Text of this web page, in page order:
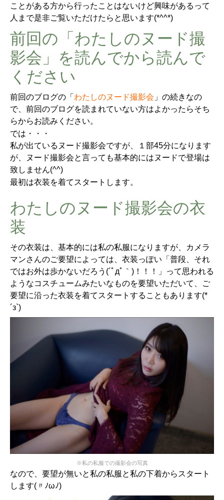
ことがある方から行ったことはないけど興味があるって
人まで是非ご覧いただけたらと思います(*^^*)
前回の「わたしのヌード撮
影会」を読んでから読んで
ください
前回のブログの「 わたしのヌード撮影会 」の続きなの
で、前回のブログを読まれていない方はよかったらそち
らからお読みください。
では・・・
私が出ているヌード撮影会ですが、１部45分になります
が、ヌード撮影会と言っても基本的にはヌードで登場は
致しません(^^)
最初は衣装を着てスタートします。
わたしのヌード撮影会の衣
装
その衣装は、基本的には私の私服になりますが、カメラ
マンさんのご要望によっては、衣装っぽい「普段、それ
ではお外は歩かないだろう(´ﾟдﾟ｀)！！！」って思われる
ようなコスチュームみたいなものを要望いただいて、ご
要望に沿った衣装を着てスタートすることもあります(*
´з`)
※私の私服での撮影会の写真
なので、要望が無いと私の私服と私の下着からスタート
します(〃ﾉωﾉ)